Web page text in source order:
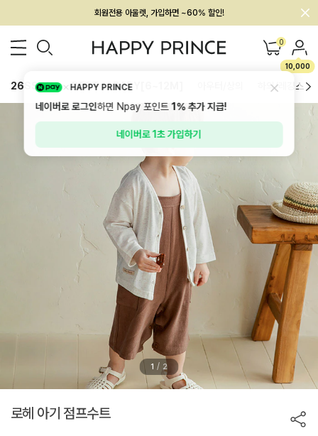
회원전용 아울렛, 가입하면 ~60% 할인!
멤버십 최대 28,000원 혜택 0
10,000
26SS 신상 BEST BABY[6~12M] 하의/레깅스
1 / 2
로헤 아기 점프수트
HAPPY PRINCE
네이버로 로그인하면 Npay 포인트1%추가 지급!
네이버로 1초 가입하기